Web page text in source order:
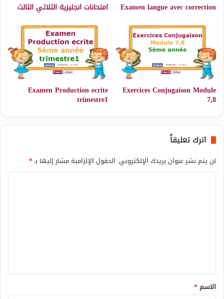
Examen langue avec correction امتحانات انجليزية الثلاثي الثالث
Exercices Conjugaison Module
7,8
Examen Production ecrite
trimestre1
اترك تعليقاً
لن يتم نشر عنوان بريدك الإلكتروني. الحقول الإلزامية مشار إليها بـ*
*
الاسم *